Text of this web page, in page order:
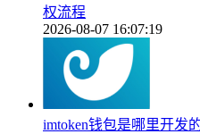
权流程
2026-08-07 16:07:19
imtoken钱包是哪里开发